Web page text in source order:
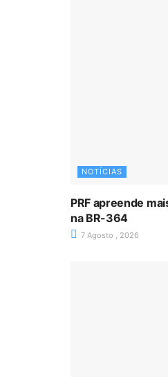
NOTÍCIAS
PRF apreende
na BR-364
7 Agosto , 2026